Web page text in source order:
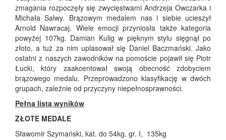
zmagania rozpoczęły się zwycięstwami Andrzeja Owczarka i
Michała Salwy. Brązowym medalem nas i siebie ucieszył
Arnold Nawracaj. Wiele emocji przyniosła także kategoria
powyżej 107kg. Damian Kulig w pięknym stylu sięgnął po
złoto, a tuż za nim uplasował się Daniel Baczmański. Jako
ostatni z naszych zawodników na pomoście pojawił się Piotr
Łucki, który zaakcentował swoją obecność zdobyciem
brązowego medalu. Przeprowadzono klasyfikację w dwóch
grupach, zależnie od przyczyny niepełnosprawności.
Pełna lista wyników
ZŁOTE MEDALE
Sławomir Szymański, kat. do 54kg, gr. I, 135kg